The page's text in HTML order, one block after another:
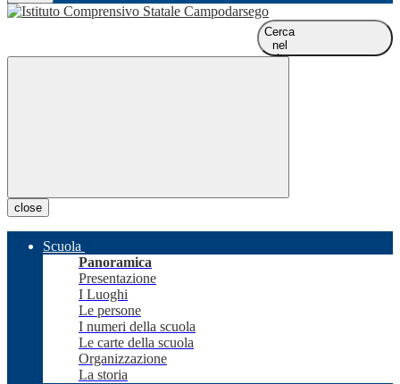
Cerca
nel
sito
close
Scuola
Panoramica
Presentazione
I Luoghi
Le persone
I numeri della scuola
Le carte della scuola
Organizzazione
La storia